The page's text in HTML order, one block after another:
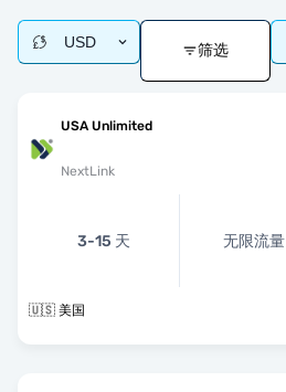
USD 筛选
USA Unlimited
NextLink
3-15 天 无限流量
🇺🇸 美国